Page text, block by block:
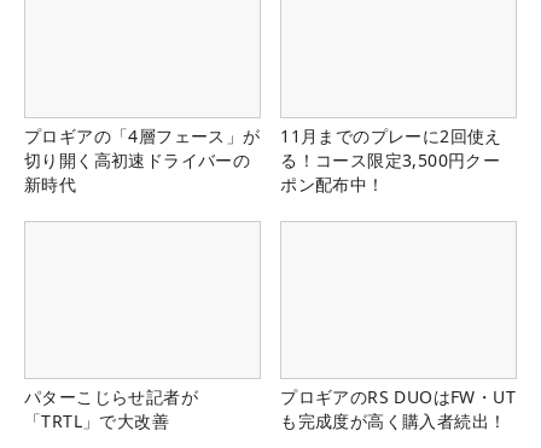
プロギアの「4層フェース」が
切り開く高初速ドライバーの
新時代
11月までのプレーに2回使え
る！コース限定3,500円クー
ポン配布中！
パターこじらせ記者が
「TRTL」で大改善
プロギアのRS DUOはFW・UT
も完成度が高く購入者続出！